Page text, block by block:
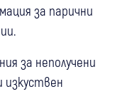
за парични
за неполучени
изкуствен